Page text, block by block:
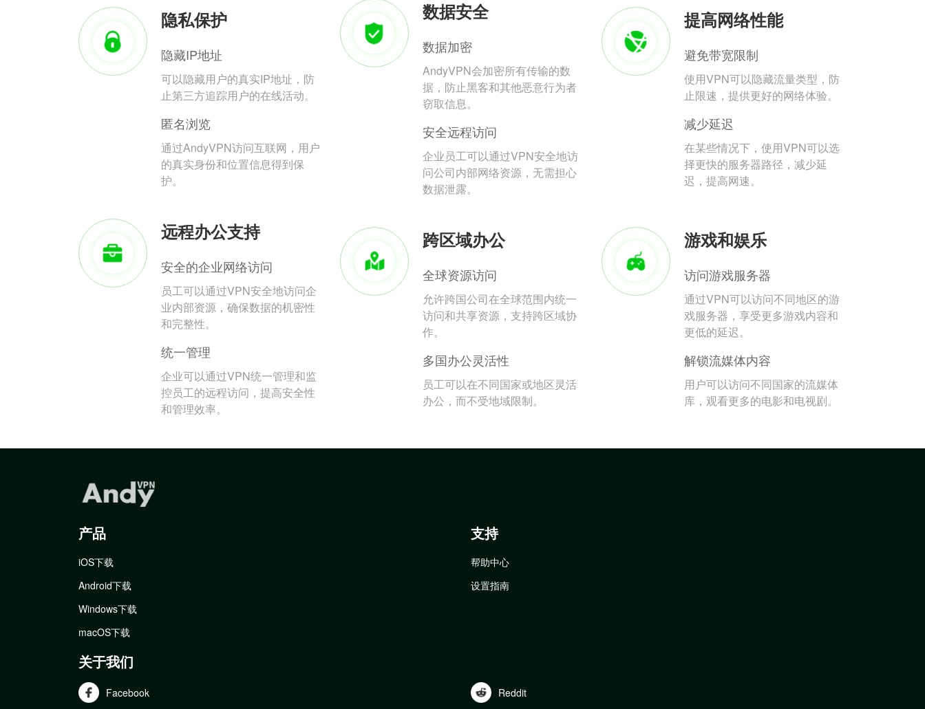
隐私保护
隐藏IP地址
可以隐藏用户的真实IP地址，防
止第三方追踪用户的在线活动。
匿名浏览
通过AndyVPN访问互联网，用户
的真实身份和位置信息得到保
护。
数据安全
数据加密
AndyVPN会加密所有传输的数
据，防止黑客和其他恶意行为者
窃取信息。
安全远程访问
企业员工可以通过VPN安全地访
问公司内部网络资源，无需担心
数据泄露。
提高网络性能
避免带宽限制
使用VPN可以隐藏流量类型，防
止限速，提供更好的网络体验。
减少延迟
在某些情况下，使用VPN可以选
择更快的服务器路径，减少延
迟，提高网速。
远程办公支持
安全的企业网络访问
员工可以通过VPN安全地访问企
业内部资源，确保数据的机密性
和完整性。
统一管理
企业可以通过VPN统一管理和监
控员工的远程访问，提高安全性
和管理效率。
跨区域办公
全球资源访问
允许跨国公司在全球范围内统一
访问和共享资源，支持跨区域协
作。
多国办公灵活性
员工可以在不同国家或地区灵活
办公，而不受地域限制。
游戏和娱乐
访问游戏服务器
通过VPN可以访问不同地区的游
戏服务器，享受更多游戏内容和
更低的延迟。
解锁流媒体内容
用户可以访问不同国家的流媒体
库，观看更多的电影和电视剧。
产品
iOS下载
Android下载
Windows下载
macOS下载
支持
帮助中心
设置指南
关于我们
Facebook Reddit